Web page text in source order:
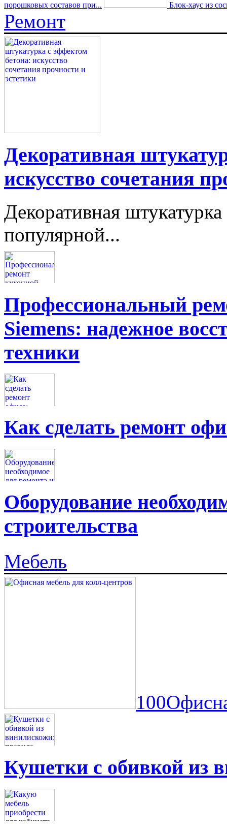
порошковых составов при... Блок-хаус из
Ремонт
Декоративная
искусство сочетания
Декоративная
популярной...
Профессиональный
Siemens: надежное
техники
Как сделать ремонт
Оборудование
строительства
Мебель
Кушетки с обивкой из